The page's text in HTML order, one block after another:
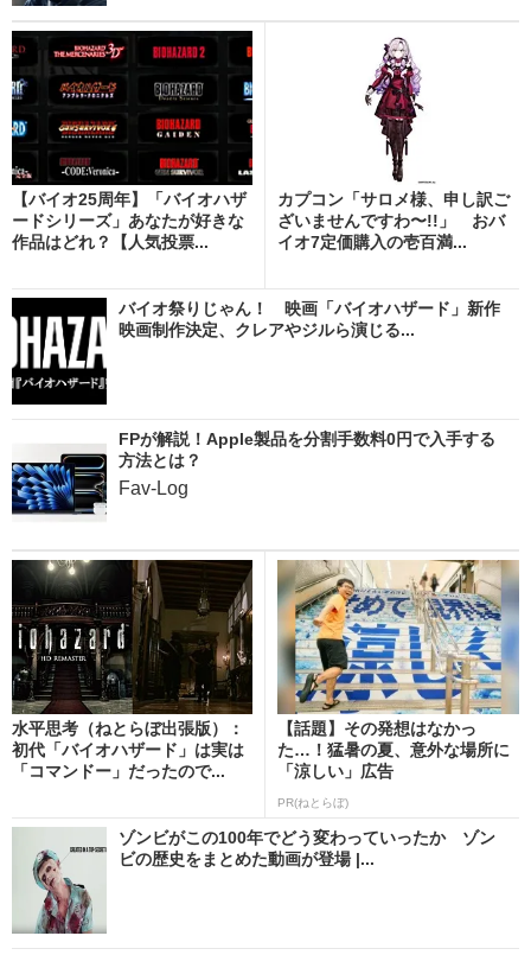
【バイオ25周年】「バイオハザ
ードシリーズ」あなたが好きな
作品はどれ？【人気投票...
カプコン「サロメ様、申し訳ご
ざいませんですわ〜!!」 おバ
イオ7定価購入の壱百満...
バイオ祭りじゃん！ 映画「バイオハザード」新作
映画制作決定、クレアやジルら演じる...
FPが解説！Apple製品を分割手数料0円で入手する
方法とは？
Fav-Log
水平思考（ねとらぼ出張版）：
初代「バイオハザード」は実は
「コマンドー」だったので...
【話題】その発想はなかっ
た…！猛暑の夏、意外な場所に
「涼しい」広告
PR(ねとらぼ)
ゾンビがこの100年でどう変わっていったか ゾン
ビの歴史をまとめた動画が登場 |...